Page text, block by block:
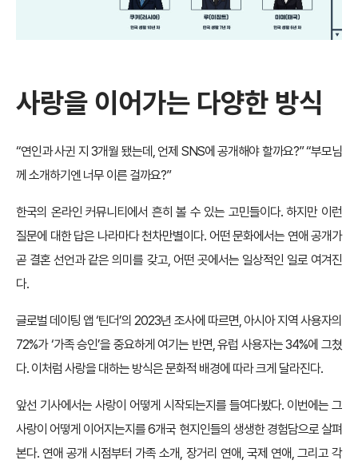
사랑을 이어가는 다양한 방식
“연인과 사귄 지 3개월 됐는데, 언제 SNS에 공개해야 할까요?” “부모님
께 소개하기엔 너무 이른 걸까요?”
한국의 온라인 커뮤니티에서 흔히 볼 수 있는 고민들이다. 하지만 이런
질문에 대한 답은 나라마다 천차만별이다. 어떤 문화에서는 연애 공개가
곧 결혼 선언과 같은 의미를 갖고, 어떤 곳에서는 일상적인 일로 여겨진
다.
글로벌 데이팅 앱 ‘틴더’의 2023년 조사에 따르면, 아시아 지역 사용자의
72%가 ‘가족 승인’을 중요하게 여기는 반면, 유럽 사용자는 34%에 그쳤
다. 이처럼 사랑을 대하는 방식은 문화적 배경에 따라 크게 달라진다.
앞선 기사에서는 사랑이 어떻게 시작되는지를 들여다봤다. 이번에는 그
사랑이 어떻게 이어지는지를 6개국 현지인들의 생생한 경험담으로 살펴
본다. 연애 공개 시점부터 가족 소개, 장거리 연애, 국제 연애, 그리고 각